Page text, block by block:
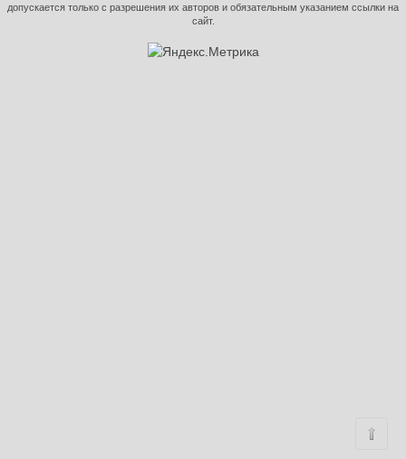
допускается только с разрешения их авторов и обязательным указанием ссылки на
сайт.